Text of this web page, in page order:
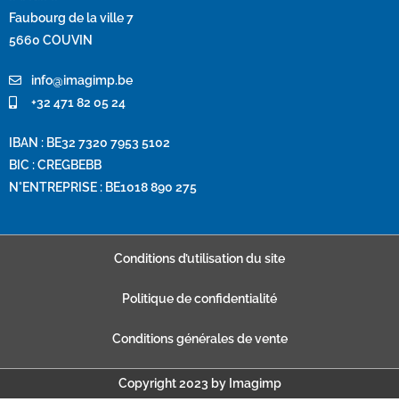
Faubourg de la ville 7
5660 COUVIN
info@imagimp.be
+32 471 82 05 24
IBAN : BE32 7320 7953 5102
BIC : CREGBEBB
N°ENTREPRISE : BE1018 890 275
Conditions d’utilisation du site
Politique de confidentialité
Conditions générales de vente
Copyright 2023 by Imagimp